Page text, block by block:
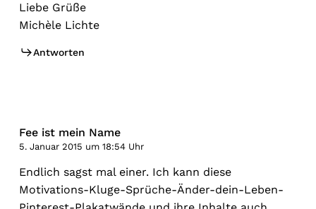
Liebe Grüße
Michèle Lichte
Antworten
Fee ist mein Name
5. Januar 2015 um 18:54 Uhr
Endlich sagst mal einer. Ich kann diese
Motivations-Kluge-Sprüche-Änder-dein-Leben-